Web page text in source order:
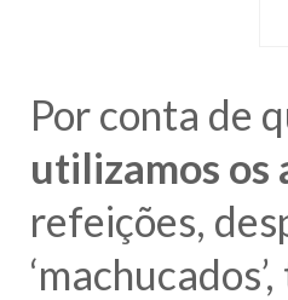
Por conta de
utilizamos os
refeições,